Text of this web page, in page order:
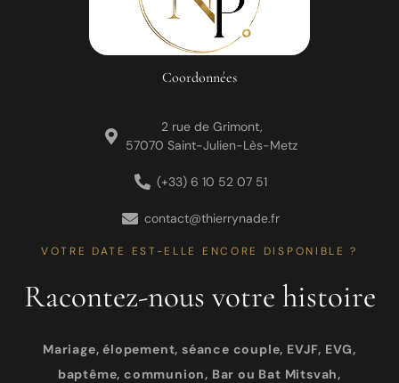
Coordonnées
2 rue de Grimont,
57070 Saint-Julien-Lès-Metz
(+33) 6 10 52 07 51
contact@thierrynade.fr
VOTRE DATE EST-ELLE ENCORE DISPONIBLE ?
Racontez-nous votre histoire
Mariage, élopement, séance couple, EVJF, EVG,
baptême, communion, Bar ou Bat Mitsvah,